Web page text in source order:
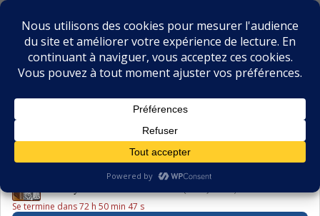
BIBLIOPHILIE.COM
LE BLOG DU BIBLIOPHILE, DES BIBLIOPHILES, DE LA
LE LIVRE DU JOUR
Se termine dans 72 h 50 min 46 s